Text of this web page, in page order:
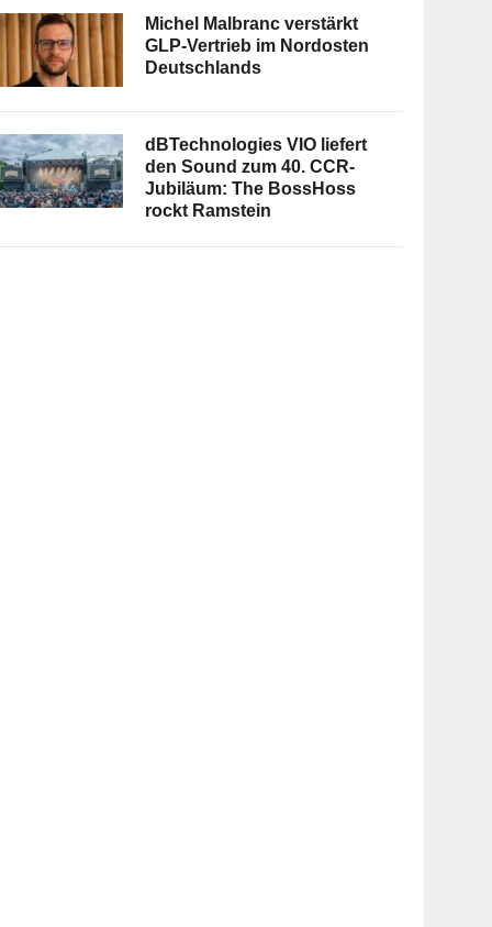
Michel Malbranc verstärkt
GLP-Vertrieb im Nordosten
Deutschlands
dBTechnologies VIO liefert
den Sound zum 40. CCR-
Jubiläum: The BossHoss
rockt Ramstein